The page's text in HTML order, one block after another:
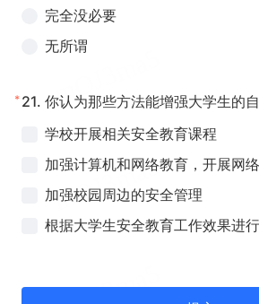
完全没必要
无所谓
* 21. 你认为那些方法能增强大学生的
学校开展相关安全教育课程
加强计算机和网络教育，开展网
加强校园周边的安全管理
根据大学生安全教育工作效果进行